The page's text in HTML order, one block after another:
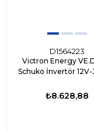
D1564223
Victron Energy
Schuko İnvertör 12V-
₺8.628,88